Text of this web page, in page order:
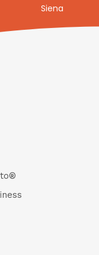
Siena